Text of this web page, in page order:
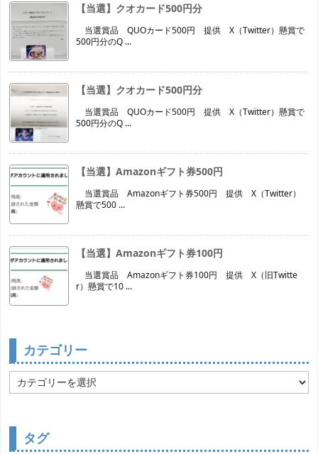
【当選】クオカード500円分
当選賞品 QUOカード500円 提供 X（Twitter）懸賞で
500円分のQ ...
【当選】クオカード500円分
当選賞品 QUOカード500円 提供 X（Twitter）懸賞で
500円分のQ ...
【当選】Amazonギフト券500円
当選賞品 Amazonギフト券500円 提供 X（Twitter）
懸賞で500 ...
【当選】Amazonギフト券100円
当選賞品 Amazonギフト券100円 提供 X（旧Twitte
r）懸賞で10 ...
カテゴリー
テ
タグ